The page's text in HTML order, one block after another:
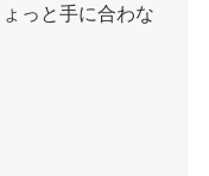
っと手に合わな